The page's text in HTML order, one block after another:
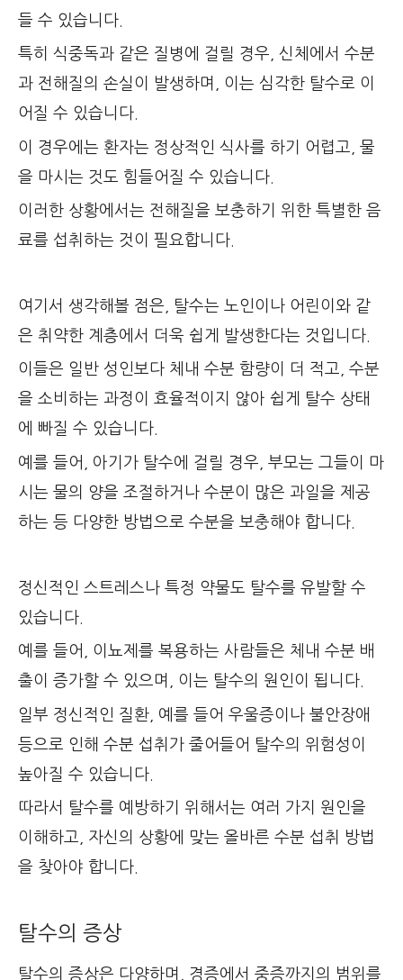
들 수 있습니다.
특히 식중독과 같은 질병에 걸릴 경우, 신체에서 수분
과 전해질의 손실이 발생하며, 이는 심각한 탈수로 이
어질 수 있습니다.
이 경우에는 환자는 정상적인 식사를 하기 어렵고, 물
을 마시는 것도 힘들어질 수 있습니다.
이러한 상황에서는 전해질을 보충하기 위한 특별한 음
료를 섭취하는 것이 필요합니다.
여기서 생각해볼 점은, 탈수는 노인이나 어린이와 같
은 취약한 계층에서 더욱 쉽게 발생한다는 것입니다.
이들은 일반 성인보다 체내 수분 함량이 더 적고, 수분
을 소비하는 과정이 효율적이지 않아 쉽게 탈수 상태
에 빠질 수 있습니다.
예를 들어, 아기가 탈수에 걸릴 경우, 부모는 그들이 마
시는 물의 양을 조절하거나 수분이 많은 과일을 제공
하는 등 다양한 방법으로 수분을 보충해야 합니다.
정신적인 스트레스나 특정 약물도 탈수를 유발할 수
있습니다.
예를 들어, 이뇨제를 복용하는 사람들은 체내 수분 배
출이 증가할 수 있으며, 이는 탈수의 원인이 됩니다.
일부 정신적인 질환, 예를 들어 우울증이나 불안장애
등으로 인해 수분 섭취가 줄어들어 탈수의 위험성이
높아질 수 있습니다.
따라서 탈수를 예방하기 위해서는 여러 가지 원인을
이해하고, 자신의 상황에 맞는 올바른 수분 섭취 방법
을 찾아야 합니다.
탈수의 증상
탈수의 증상은 다양하며, 경증에서 중증까지의 범위를